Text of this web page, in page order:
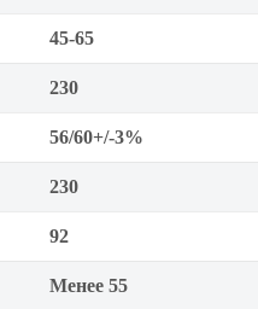
45-65
230
56/60+/-3%
230
92
Менее 55